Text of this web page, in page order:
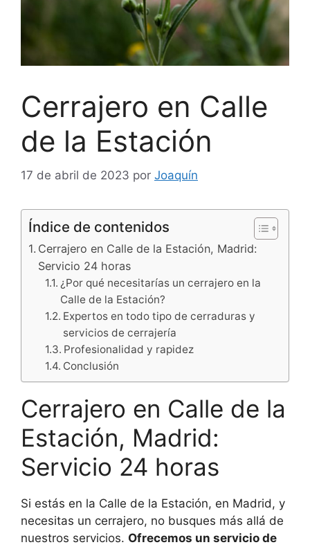
Cerrajero en Calle
de la Estación
17 de abril de 2023 por Joaquín
Índice de contenidos
Cerrajero en Calle de la Estación, Madrid:
Servicio 24 horas
¿Por qué necesitarías un cerrajero en la
Calle de la Estación?
Expertos en todo tipo de cerraduras y
servicios de cerrajería
Profesionalidad y rapidez
Conclusión
Cerrajero en Calle de la
Estación, Madrid:
Servicio 24 horas
Si estás en la Calle de la Estación, en Madrid, y
necesitas un cerrajero, no busques más allá de
nuestros servicios. Ofrecemos un servicio de